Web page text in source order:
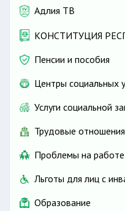
со дня
лет
Адлия ТВ
КОНСТИТУЦИЯ
Пенсии и пособия
Центры социальных
Услуги социальной
Трудовые отношения
Проблемы на работе
Льготы для лиц с
Образование